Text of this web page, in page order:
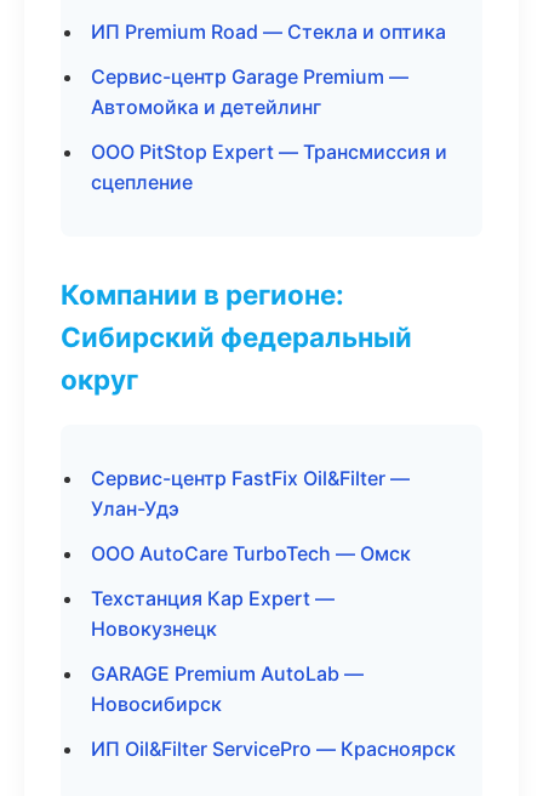
ИП Premium Road — Стекла и оптика
Сервис-центр Garage Premium —
Автомойка и детейлинг
ООО PitStop Expert — Трансмиссия и
сцепление
Компании в регионе:
Сибирский федеральный
округ
Сервис-центр FastFix Oil&Filter —
Улан-Удэ
ООО AutoCare TurboTech — Омск
Техстанция Кар Expert —
Новокузнецк
GARAGE Premium AutoLab —
Новосибирск
ИП Oil&Filter ServicePro — Красноярск